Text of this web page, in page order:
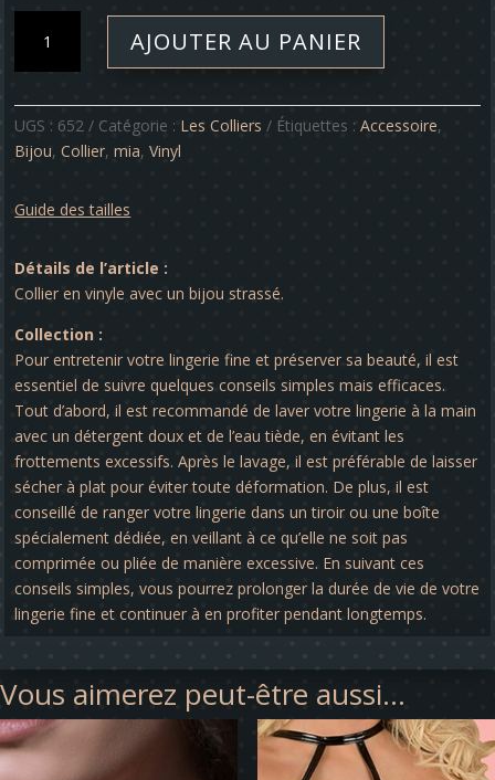
Collier
Mia
AJOUTER AU PANIER
UGS : 652 Catégorie : Les Colliers Étiquettes :Accessoire,
Bijou,Collier,mia,Vinyl
Guide des tailles
Détails de l’article :
Collier en vinyle avec un bijou strassé.
Collection :
Pour entretenir votre lingerie fine et préserver sa beauté, il est
essentiel de suivre quelques conseils simples mais efficaces.
Tout d’abord, il est recommandé de laver votre lingerie à la main
avec un détergent doux et de l’eau tiède, en évitant les
frottements excessifs. Après le lavage, il est préférable de laisser
sécher à plat pour éviter toute déformation. De plus, il est
conseillé de ranger votre lingerie dans un tiroir ou une boîte
spécialement dédiée, en veillant à ce qu’elle ne soit pas
comprimée ou pliée de manière excessive. En suivant ces
conseils simples, vous pourrez prolonger la durée de vie de votre
lingerie fine et continuer à en profiter pendant longtemps.
Vous aimerez peut-être aussi…